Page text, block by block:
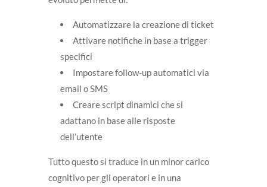
Automatizzare la creazione di ticket
Attivare notifiche in base a trigger
specifici
Impostare follow-up automatici via
email o SMS
Creare script dinamici che si
adattano in base alle risposte
dell’utente
Tutto questo si traduce in un minor carico
cognitivo per gli operatori e in una